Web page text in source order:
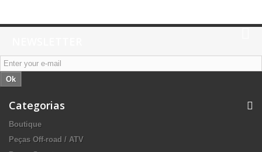
Ok
Categorias
Boutique
Peças Off-road / ATV